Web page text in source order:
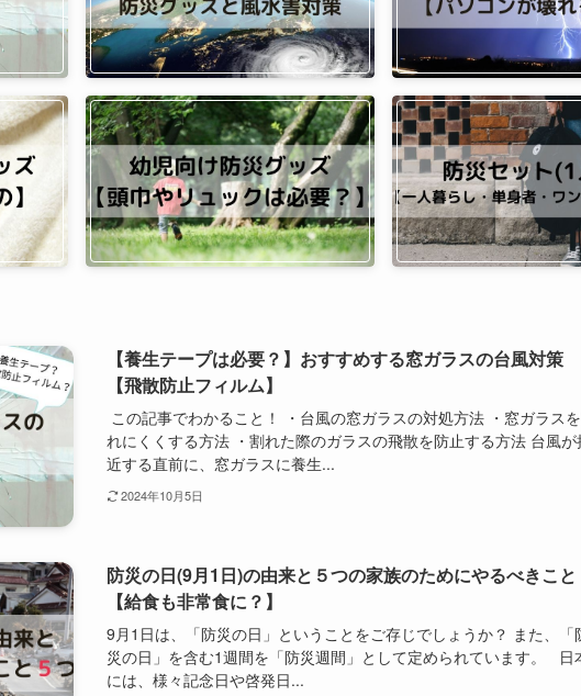
【養生テープは必要？】おすすめする窓ガラスの台風対策
【飛散防止フィルム】
この記事でわかること！ ・台風の窓ガラスの対処方法 ・窓ガラス
れにくくする方法 ・割れた際のガラスの飛散を防止する方法 台風が
近する直前に、窓ガラスに養生...
2024年10月5日
防災の日(9月1日)の由来と５つの家族のためにやるべきこと
【給食も非常食に？】
9月1日は、「防災の日」ということをご存じでしょうか？ また、「
災の日」を含む1週間を「防災週間」として定められています。 日
には、様々記念日や啓発日...